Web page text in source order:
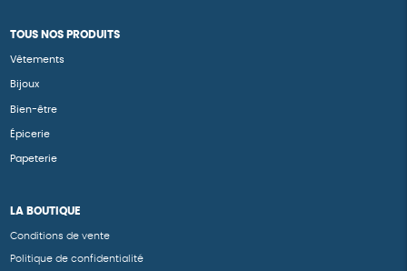
TOUS NOS PRODUITS
Vêtements
Bijoux
Bien-être
Épicerie
Papeterie
LA BOUTIQUE
Conditions de vente
Politique de confidentialité